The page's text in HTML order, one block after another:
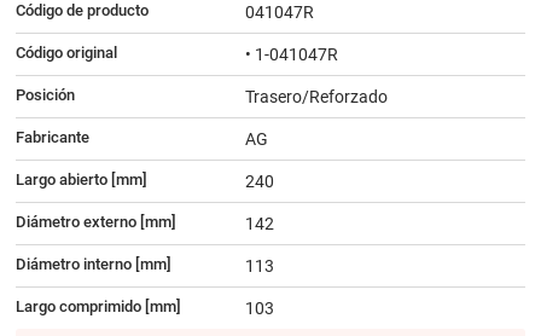
Código de producto 041047R
Código original • 1-041047R
Posición Trasero/Reforzado
Fabricante AG
Largo abierto [mm] 240
Diámetro externo [mm] 142
Diámetro interno [mm] 113
Largo comprimido [mm]
103